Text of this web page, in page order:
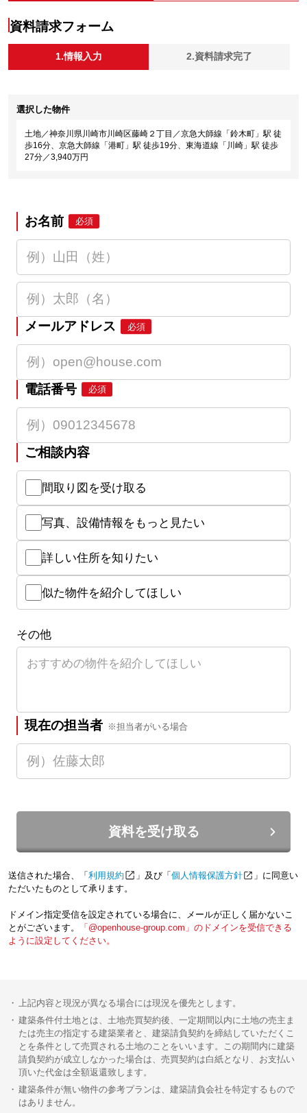
資料請求フォーム
1.情報入力 2.資料請求完了
選択した物件
土地／神奈川県川崎市川崎区藤崎２丁目／京急大師線「鈴木町」駅 徒
歩16分、京急大師線「港町」駅 徒歩19分、東海道線「川崎」駅 徒歩
27分／3,940万円
お名前 必須
メールアドレス 必須
電話番号 必須
ご相談内容
間取り図を受け取る
写真、設備情報をもっと見たい
詳しい住所を知りたい
似た物件を紹介してほしい
その他
現在の担当者 ※担当者がいる場合
資料を受け取る
送信された場合、「 利用規約 」及び「 個人情報保護方針
」に同意い
ただいたものとして承ります。
ドメイン指定受信を設定されている場合に、メールが正しく届かないこ
とがございます。
「@openhouse-group.com」のドメインを受信できる
ように設定してください。
上記内容と現況が異なる場合には現況を優先とします。
建築条件付土地とは、土地売買契約後、一定期間以内に土地の売主ま
たは売主の指定する建築業者と、建築請負契約を締結していただくこ
とを条件として売買される土地のことをいいます。この期間内に建築
請負契約が成立しなかった場合は、売買契約は白紙となり、お支払い
頂いた代金は全額返還致します。
建築条件が無い物件の参考プランは、建築請負会社を特定するもので
はありません。